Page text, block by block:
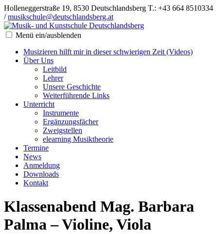
Holleneggerstraße 19, 8530 Deutschlandsberg T.: +43 664 8510334
/musikschule@deutschlandsberg.at
Menü ein/ausblenden
Musizieren hilft mir in dieser schwierigen Zeit (Videos)
Über Uns
Leitbild
Lehrer
Unsere Geschichte
Weiterführende Links
Unterricht
Instrumente
Ergänzungsfächer
Zweigstellen
elearning Musiktheorie
Termine
News
Anmeldung
Downloads
Kontakt
Klassenabend Mag. Barbara
Palma – Violine, Viola